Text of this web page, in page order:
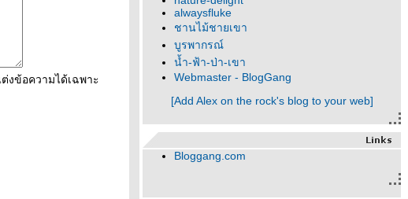
งข้อความได้เฉพาะ
alwaysfluke
ชานไม้ชายเขา
บูรพากรณ์
น้ำ-ฟ้า-ป่า-เขา
Webmaster - BlogGang
[Add Alex on the rock's blog to your web]
Bloggang.com